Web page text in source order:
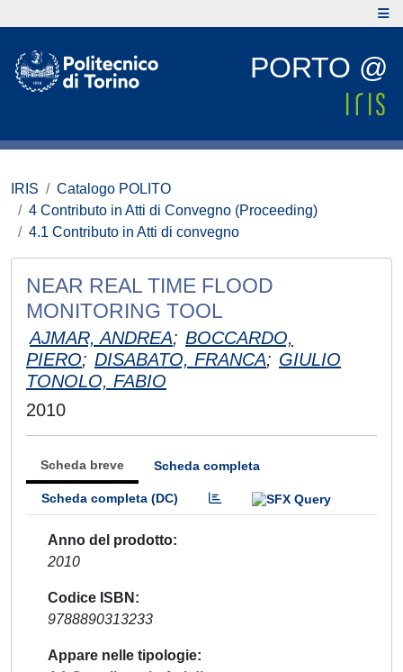
PORTO @
IRIS
Catalogo POLITO
4 Contributo in Atti di Convegno (Proceeding)
4.1 Contributo in Atti di convegno
NEAR REAL TIME FLOOD
MONITORING TOOL
AJMAR, ANDREA; BOCCARDO,
PIERO; DISABATO, FRANCA; GIULIO
TONOLO, FABIO
2010
Scheda breve Scheda completa
Scheda completa (DC)
Anno del prodotto
2010
Codice ISBN
9788890313233
Appare nelle tipologie